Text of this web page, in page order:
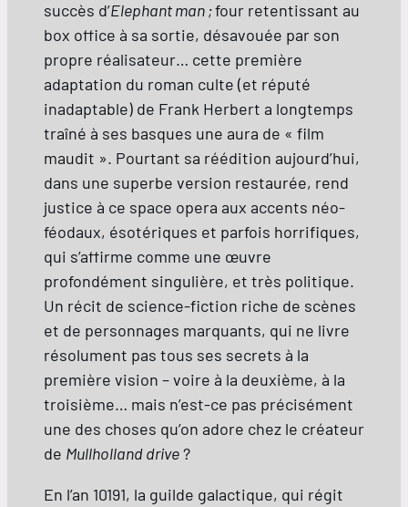
succès d’Elephant man ;four retentissant au
box office à sa sortie, désavouée par son
propre réalisateur… cette première
adaptation du roman culte (et réputé
inadaptable) de Frank Herbert a longtemps
traîné à ses basques une aura de « film
maudit ». Pourtant sa réédition aujourd’hui,
dans une superbe version restaurée, rend
justice à ce space opera aux accents néo-
féodaux, ésotériques et parfois horrifiques,
qui s’affirme comme une œuvre
profondément singulière, et très politique.
Un récit de science-fiction riche de scènes
et de personnages marquants, qui ne livre
résolument pas tous ses secrets à la
première vision – voire à la deuxième, à la
troisième… mais n’est-ce pas précisément
une des choses qu’on adore chez le créateur
de Mullholland drive?
En l’an 10191, la guilde galactique, qui régit